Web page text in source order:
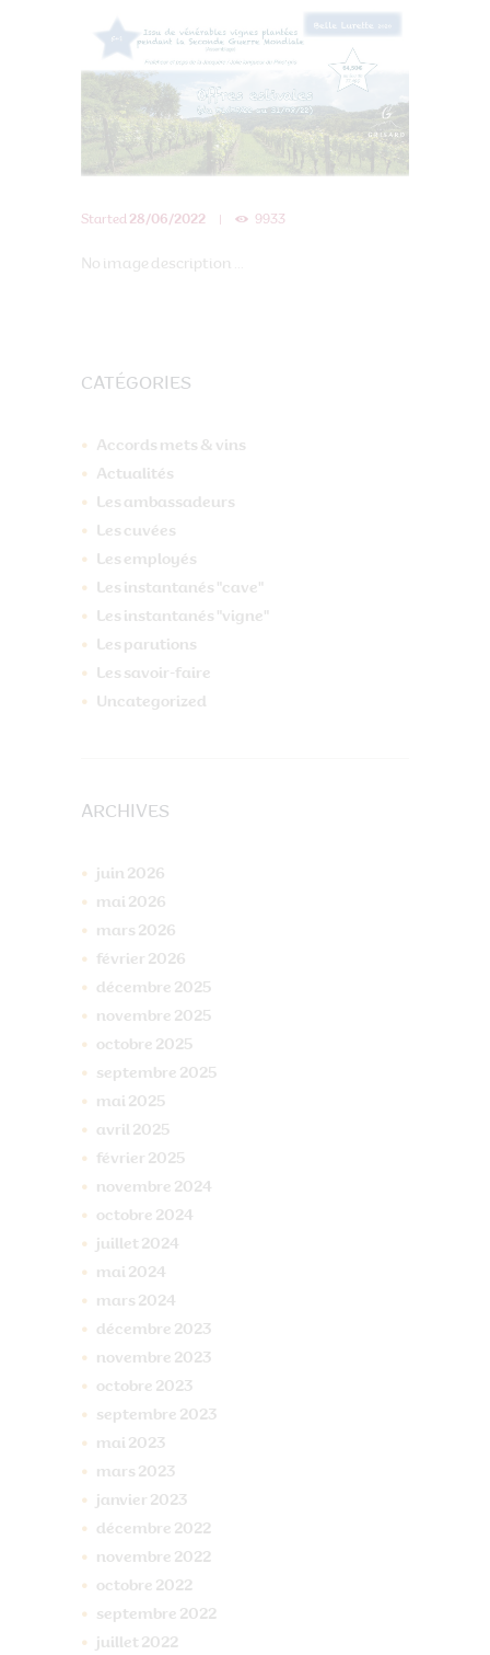
Started 28/06/2022 9933
No image description ...
CATÉGORIES
Accords mets & vins
Actualités
Les ambassadeurs
Les cuvées
Les employés
Les instantanés "cave"
Les instantanés "vigne"
Les parutions
Les savoir-faire
Uncategorized
ARCHIVES
juin 2026
mai 2026
mars 2026
février 2026
décembre 2025
novembre 2025
octobre 2025
septembre 2025
mai 2025
avril 2025
février 2025
novembre 2024
octobre 2024
juillet 2024
mai 2024
mars 2024
décembre 2023
novembre 2023
octobre 2023
septembre 2023
mai 2023
mars 2023
janvier 2023
décembre 2022
novembre 2022
octobre 2022
septembre 2022
juillet 2022